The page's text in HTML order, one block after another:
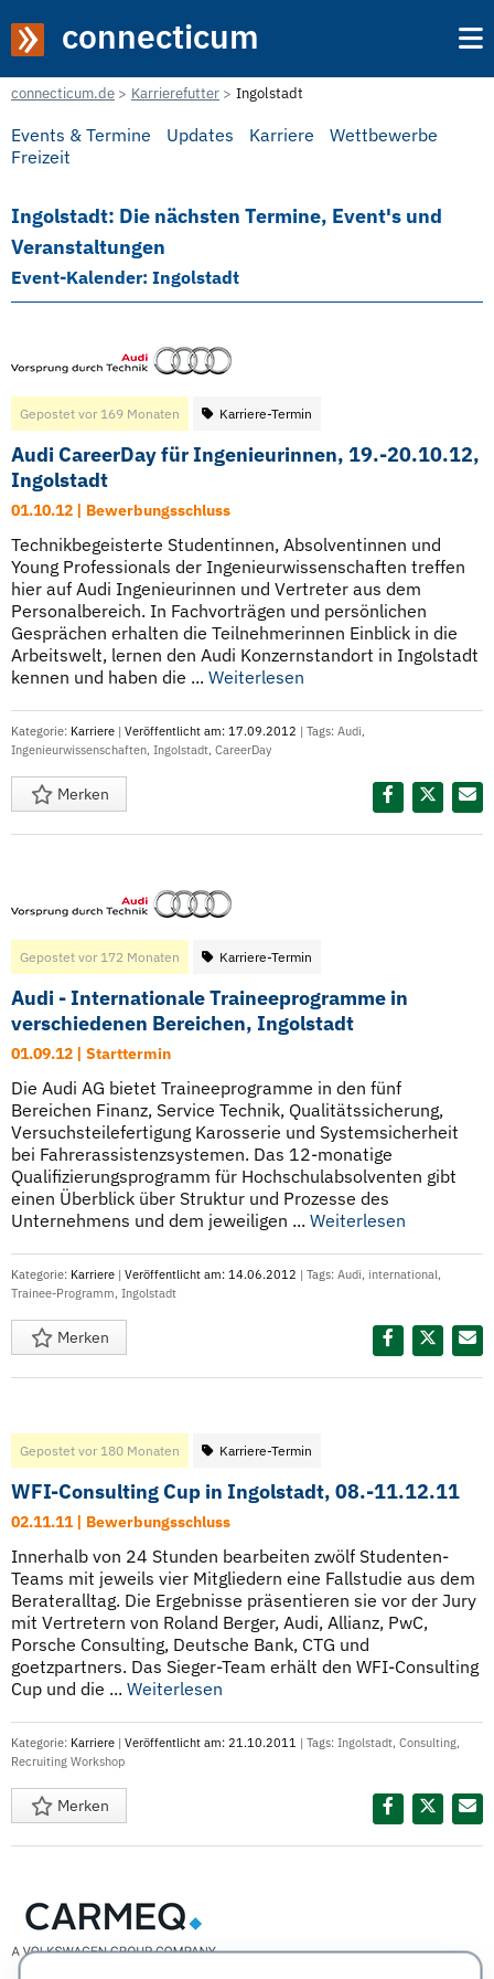
connecticum
connecticum.de Karrierefutter Ingolstadt
Events & Termine Updates Karriere
Wettbewerbe
Freizeit
Ingolstadt: Die nächsten Termine, Event's und
Veranstaltungen
Event-Kalender: Ingolstadt
Gepostet vor 169 Monaten Karriere-Termin
Audi CareerDay für Ingenieurinnen, 19.-20.10.12,
Ingolstadt
01.10.12 | Bewerbungsschluss
Technikbegeisterte Studentinnen, Absolventinnen und
Young Professionals der Ingenieurwissenschaften treffen
hier auf Audi Ingenieurinnen und Vertreter aus dem
Personalbereich. In Fachvorträgen und persönlichen
Gesprächen erhalten die Teilnehmerinnen Einblick in die
Arbeitswelt, lernen den Audi Konzernstandort in Ingolstadt
kennen und haben die ... Weiterlesen
Kategorie: Karriere | Veröffentlicht am: 17.09.2012 | Tags: Audi,
Ingenieurwissenschaften, Ingolstadt, CareerDay
Merken
Gepostet vor 172 Monaten Karriere-Termin
Audi - Internationale Traineeprogramme in
verschiedenen Bereichen, Ingolstadt
01.09.12 | Starttermin
Die Audi AG bietet Traineeprogramme in den fünf
Bereichen Finanz, Service Technik, Qualitätssicherung,
Versuchsteilefertigung Karosserie und Systemsicherheit
bei Fahrerassistenzsystemen. Das 12-monatige
Qualifizierungsprogramm für Hochschulabsolventen gibt
einen Überblick über Struktur und Prozesse des
Unternehmens und dem jeweiligen ... Weiterlesen
Kategorie: Karriere | Veröffentlicht am: 14.06.2012 | Tags: Audi, international,
Trainee-Programm, Ingolstadt
Merken
Gepostet vor 180 Monaten Karriere-Termin
WFI-Consulting Cup in Ingolstadt, 08.-11.12.11
02.11.11 | Bewerbungsschluss
Innerhalb von 24 Stunden bearbeiten zwölf Studenten-
Teams mit jeweils vier Mitgliedern eine Fallstudie aus dem
Berateralltag. Die Ergebnisse präsentieren sie vor der Jury
mit Vertretern von Roland Berger, Audi, Allianz, PwC,
Porsche Consulting, Deutsche Bank, CTG und
goetzpartners. Das Sieger-Team erhält den WFI-Consulting
Cup und die ... Weiterlesen
Kategorie: Karriere | Veröffentlicht am: 21.10.2011 | Tags: Ingolstadt, Consulting,
Recruiting Workshop
Merken